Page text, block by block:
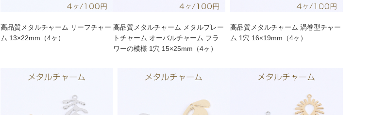
高品質メタルチャーム リーフチャー
ム 13×22mm（4ヶ）
高品質メタルチャーム メタルプレー
トチャーム オーバルチャーム フラ
ワーの模様 1穴 15×25mm（4ヶ）
高品質メタルチャーム 渦巻型チャー
ム 1穴 16×19mm（4ヶ）